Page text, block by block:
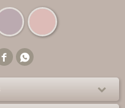
 